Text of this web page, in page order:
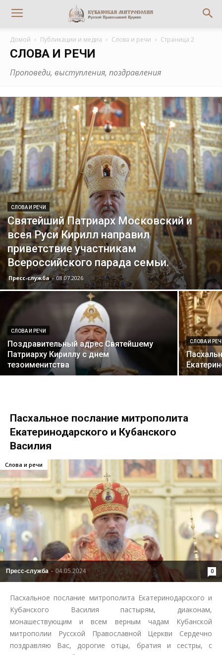
Домой Публикации и медиа Слова и речи Страница 2
СЛОВА И РЕЧИ
Проповеди, выступления, поздравления
СЛОВА И РЕЧИ
Святейший Патриарх Московский и
всея Руси Кирилл направил
приветствие участникам
Всероссийского парада семьи.
Пресс-служба - 08.07.2026
СЛОВА И РЕЧИ
Поздравительный адрес Святейшему
Патриарху Кириллу с днем
тезоименитства
СЛОВА И
Пасхальное послание митрополита
Екатеринодарского и Кубанского
Василия
Пресс-служба - 04.05.2024 0
Слова и речи
Пасхальное послание митрополита Екатеринодарского и
Кубанского Василия пастырям, диаконам,
монашествующим и всем верным чадам Кубанской
митрополии Русской Православной Церкви Сердечно
поздравляю Вас, дорогие отцы, братия и сестры, с